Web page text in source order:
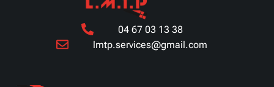
04 67 03 13 38
lmtp.services@gmail.com